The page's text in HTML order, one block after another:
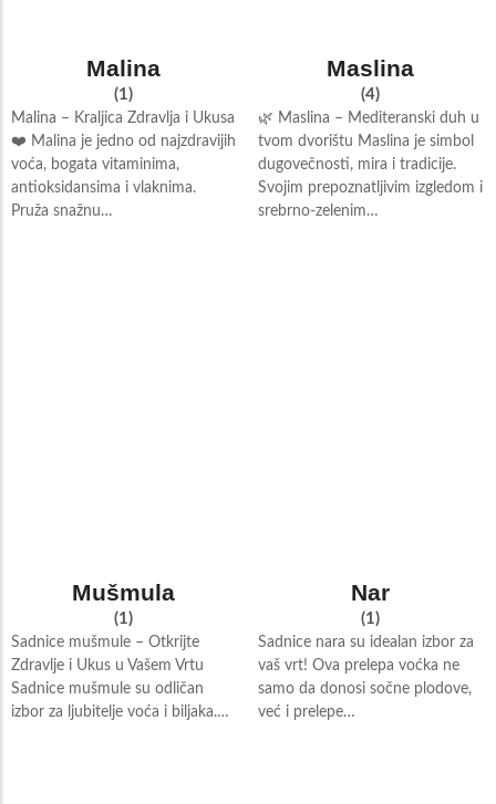
Malina
(1)
Malina – Kraljica Zdravlja i Ukusa
❤️ Malina je jedno od najzdravijih
voća, bogata vitaminima,
antioksidansima i vlaknima.
Pruža snažnu…
Maslina
(4)
🌿 Maslina – Mediteranski duh u
tvom dvorištu Maslina je simbol
dugovečnosti, mira i tradicije.
Svojim prepoznatljivim izgledom i
srebrno-zelenim…
Mušmula
(1)
Sadnice mušmule – Otkrijte
Zdravlje i Ukus u Vašem Vrtu
Sadnice mušmule su odličan
izbor za ljubitelje voća i biljaka.…
Nar
(1)
Sadnice nara su idealan izbor za
vaš vrt! Ova prelepa voćka ne
samo da donosi sočne plodove,
već i prelepe…